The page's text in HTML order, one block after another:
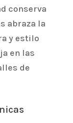
conserva
abraza la
y estilo
en las
de